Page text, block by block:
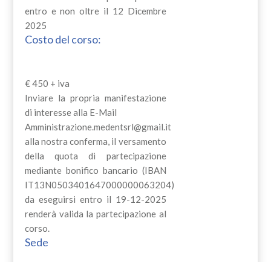
entro e non oltre il 12 Dicembre
2025
Costo del corso:
€ 450 + iva
Inviare la propria manifestazione
di interesse alla E-Mail
Amministrazione.medentsrl@gmail.it
alla nostra conferma, il versamento
della quota di partecipazione
mediante bonifico bancario (IBAN
IT13N0503401647000000063204)
da eseguirsi entro il 19-12-2025
renderà valida la partecipazione al
corso.
Sede